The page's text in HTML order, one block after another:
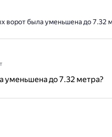
ворот была уменьшена до 7.32
уменьшена до 7.32 метра?